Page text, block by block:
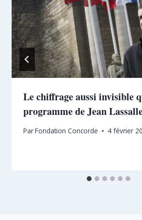
Le chiffrage aussi invisible
programme de Jean
ParFondation Concorde 4 février